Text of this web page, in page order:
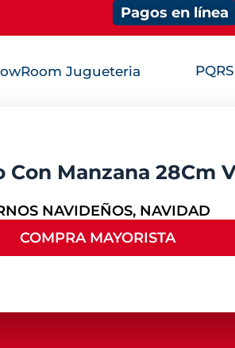
Pagos en línea
Jugueteria PQRS
Con Manzana 28Cm
NAVIDEÑOS, NAVIDAD
COMPRA MAYORISTA